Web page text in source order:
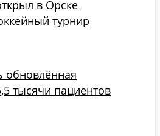
в Орске
турнир
обновлённая
тысячи пациентов